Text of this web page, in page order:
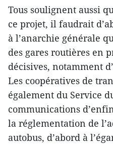
Tous soulignent aussi
ce projet, il faudrait
à l’anarchie générale
des gares routières en
décisives, notamment
Les coopératives de
également du Service
communications
la réglementation de
autobus, d’abord à